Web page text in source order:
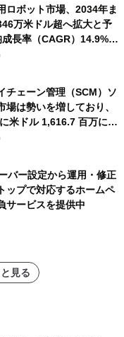
ロボット市場、2034年ま
万米ドル超へ拡大と予
長率（CAGR）14.9%を
チェーン管理（SCM）ソ
場は勢いを増しており、
米ドル 1,616.7 百万に達
で成長すると予測
バー設定から運用・修正
ップで対応するホームペ
サービスを提供中
見る